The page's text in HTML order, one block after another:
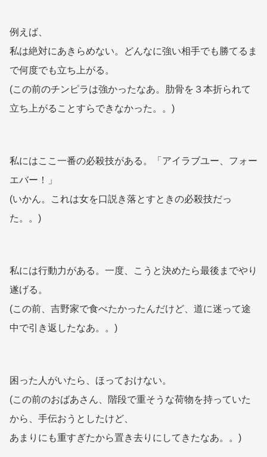
例えば、
私は絶対にあきらめない。どんなに強い相手でも勝てるま
で何度でも立ち上がる。
(この前のチンピラは強かったなあ。肋骨を３本折られて
立ち上がることすらできなかった。。)
私にはここ一番の必殺技がある。「アイラブユー、フォー
エバー！」
(いかん。これは女を口説き落とすときの必殺技だっ
た。。)
私には行動力がある。一度、こうと決めたら最後までやり
遂げる。
(この前、吉野家で食べたかったんだけど、道に迷って途
中で引き返したなあ。。)
困った人がいたら、ほっておけない。
(この前のおばあさん、階段で重そうな荷物を持っていた
から、手伝おうとしたけど、
あまりにも重すぎたから置き去りにしてきたなあ。。)